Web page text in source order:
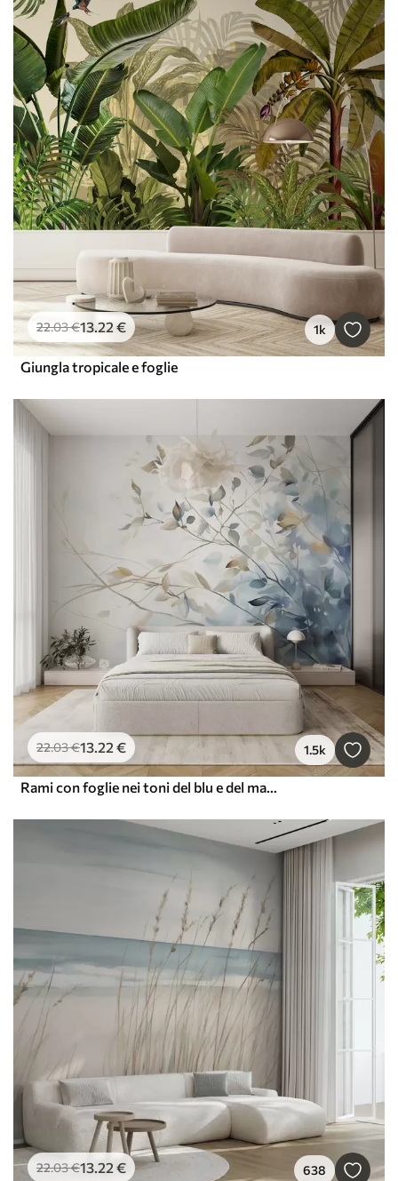
22.03€13.22€ 1k
Giungla tropicale e foglie
22.03€13.22 € 1.5k
Rami con foglie nei toni del blu e del marrone, sfondo chiaro, morbido e delicato, stile acquerello
22.03€13.22 € 638